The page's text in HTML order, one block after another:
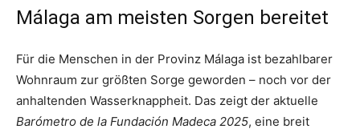
Málaga am meisten Sorgen bereitet
Für die Menschen in der Provinz Málaga ist bezahlbarer
Wohnraum zur größten Sorge geworden – noch vor der
anhaltenden Wasserknappheit. Das zeigt der aktuelle
Barómetro de la Fundación Madeca 2025, eine breit